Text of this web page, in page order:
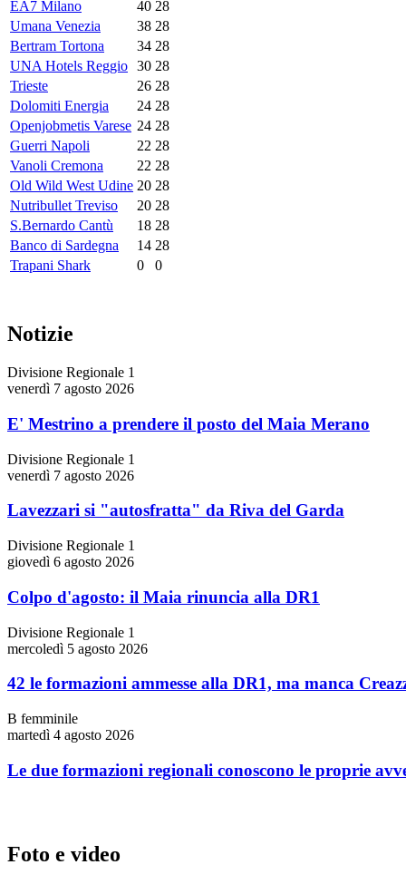
EA7 Milano 40 28
Umana Venezia
38 28
Bertram Tortona
34 28
UNA Hotels Reggio 30 28
Trieste
26 28
Dolomiti Energia
24 28
Openjobmetis Varese 24 28
Guerri Napoli
22 28
Vanoli Cremona
22 28
Old Wild West Udine 20 28
Nutribullet Treviso
20 28
S.Bernardo Cantù
18 28
Banco di Sardegna
14 28
Trapani Shark
0 0
Notizie
Divisione Regionale 1
venerdì 7 agosto 2026
E' Mestrino a prendere il posto del Maia Merano
Divisione Regionale 1
venerdì 7 agosto 2026
Lavezzari si "autosfratta" da Riva del Garda
Divisione Regionale 1
giovedì 6 agosto 2026
Colpo d'agosto: il Maia rinuncia alla DR1
Divisione Regionale 1
mercoledì 5 agosto 2026
42 le formazioni ammesse alla DR1, ma manca
B femminile
martedì 4 agosto 2026
Le due formazioni regionali conoscono le proprie
Foto e video